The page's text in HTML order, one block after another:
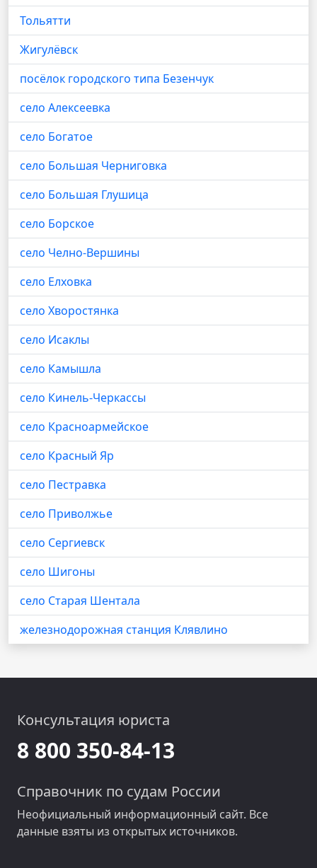
Тольятти
Жигулёвск
посёлок городского типа Безенчук
село Алексеевка
село Богатое
село Большая Черниговка
село Большая Глушица
село Борское
село Челно-Вершины
село Елховка
село Хворостянка
село Исаклы
село Камышла
село Кинель-Черкассы
село Красноармейское
село Красный Яр
село Пестравка
село Приволжье
село Сергиевск
село Шигоны
село Старая Шентала
железнодорожная станция Клявлино
Консультация юриста
8 800 350-84-13
Справочник по судам России
Неофициальный информационный сайт. Все
данные взяты из открытых источников.